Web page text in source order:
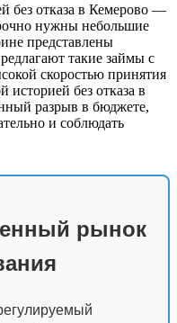
без отказа в Кемерово —
нужны небольшие
представлены
такие займы с
скоростью принятия
без отказа в
разрыв в бюджете,
и соблюдать
рынок